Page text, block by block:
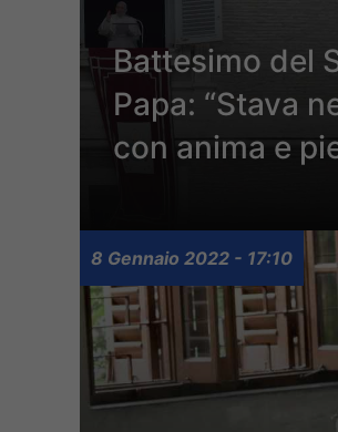
Battesimo del
Papa: “Stava
con anima e
8 Gennaio 2022 - 17:10